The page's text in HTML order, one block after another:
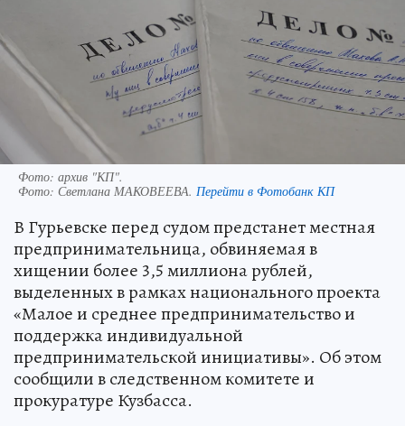
Фото: архив "КП".
Фото: Светлана МАКОВЕЕВА. Перейти в Фотобанк КП
В Гурьевске перед судом предстанет местная
предпринимательница, обвиняемая в
хищении более 3,5 миллиона рублей,
выделенных в рамках национального проекта
«Малое и среднее предпринимательство и
поддержка индивидуальной
предпринимательской инициативы». Об этом
сообщили в следственном комитете и
прокуратуре Кузбасса.